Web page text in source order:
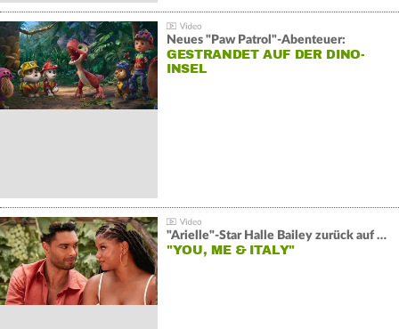
Neues "Paw Patrol"-Abenteuer:
GESTRANDET AUF DER DINO-
INSEL
"Arielle"-Star Halle Bailey zurück auf der Leinwand:
"YOU, ME & ITALY"